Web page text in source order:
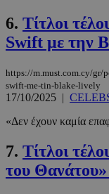
6. Τίτλοι
Swift με την
https://m.must.com.cy/
swift-me-tin-blake-lively
17/10/2025 |
«Δεν έχουν καμία
7. Τίτλοι
του